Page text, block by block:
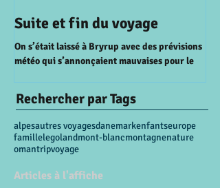
Rechercher par Tags
Suite et fin du voyage
On s’était laissé à Bryrup avec des prévisions
météo qui s’annonçaient mauvaises pour le
alpesautres voyagesdanemarkenfantseurope
famillelegolandmont-blancmontagnenature
omantripvoyage
Articles à l'affiche